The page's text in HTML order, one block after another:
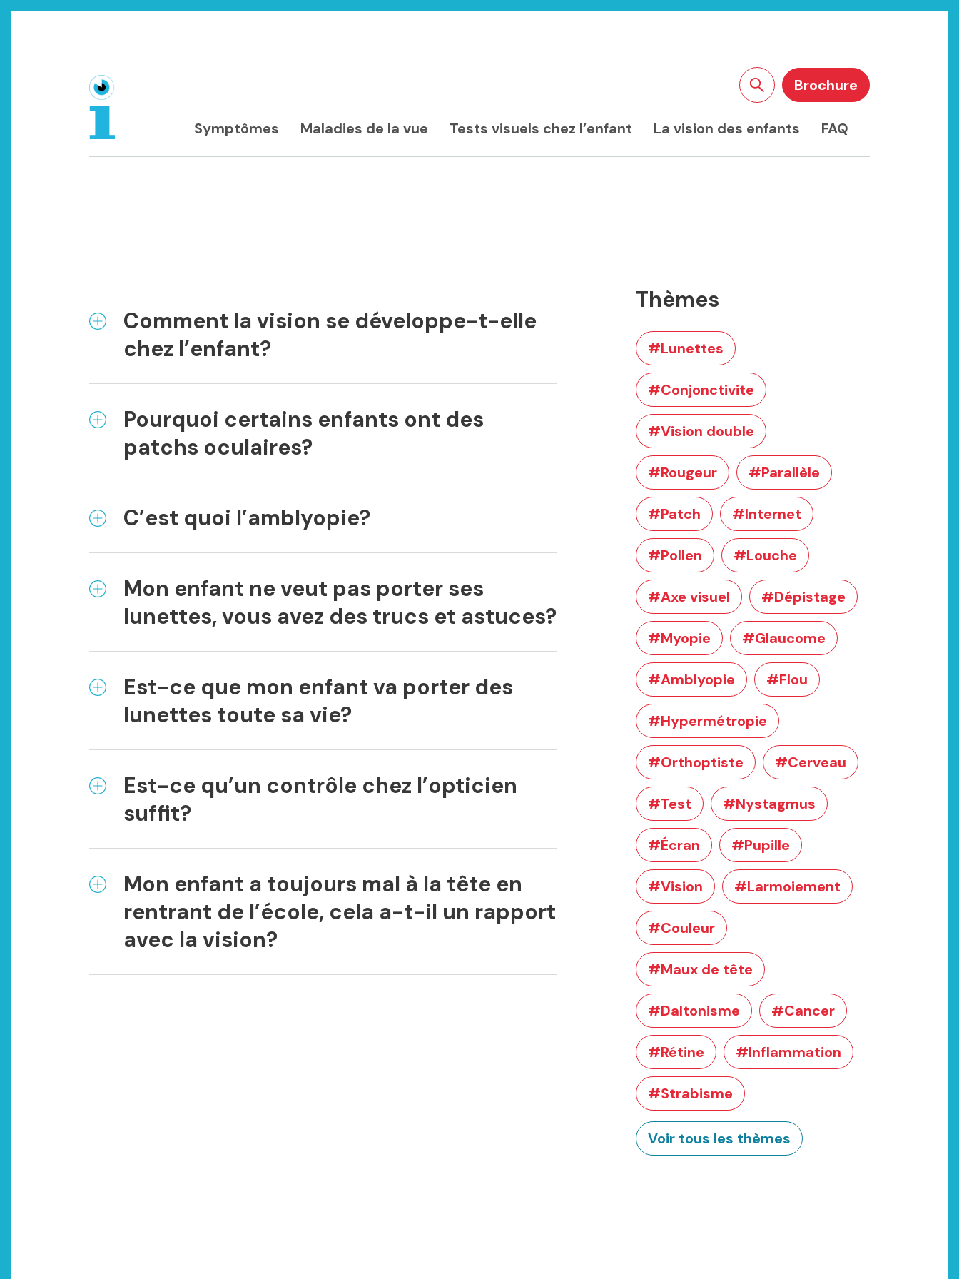
Symptômes Maladies de la vue Tests visuels chez l’enfant La vision des enfants FAQ
Rechercher sur le site
Brochure
Comment la vision se développe-t-elle
chez l’enfant?
Pourquoi certains enfants ont des
patchs oculaires?
C’est quoi l’amblyopie?
Mon enfant ne veut pas porter ses
lunettes, vous avez des trucs et astuces?
Est-ce que mon enfant va porter des
lunettes toute sa vie?
Est-ce qu’un contrôle chez l’opticien
suffit?
Mon enfant a toujours mal à la tête en
rentrant de l’école, cela a-t-il un rapport
avec la vision?
Thèmes
#Lunettes
#Conjonctivite
#Vision double
#Rougeur #Parallèle
#Patch #Internet
#Pollen #Louche
#Axe visuel #Dépistage
#Myopie #Glaucome
#Amblyopie #Flou
#Hypermétropie
#Orthoptiste #Cerveau
#Test #Nystagmus
#Écran #Pupille
#Vision #Larmoiement
#Couleur
#Maux de tête
#Daltonisme #Cancer
#Rétine #Inflammation
#Strabisme
Voir tous les thèmes